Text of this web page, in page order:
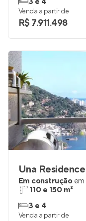
Venda a partir de
R$ 7.911.498
Una Residence
Em construção em
110 e 150 m²
3 e 4
Venda a partir de